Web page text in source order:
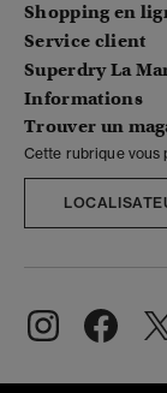
Shopping en
Service client
Superdry La
Informations
Trouver un
Cette rubrique vous